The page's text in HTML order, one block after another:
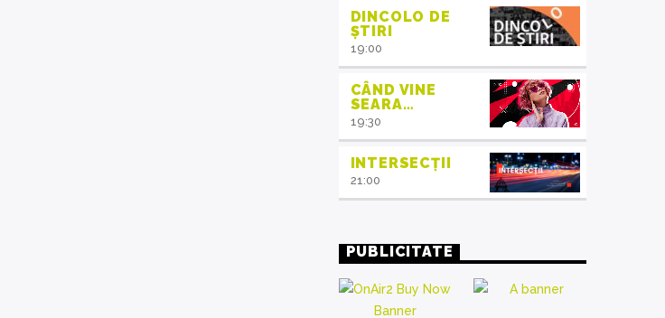
DINCOLO DE
ȘTIRI
19:00
CÂND VINE
SEARA…
19:30
INTERSECȚII
21:00
PUBLICITATE